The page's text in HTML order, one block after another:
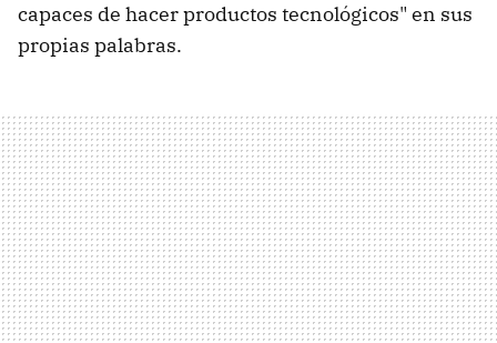
capaces de hacer productos tecnológicos" en sus
propias palabras.